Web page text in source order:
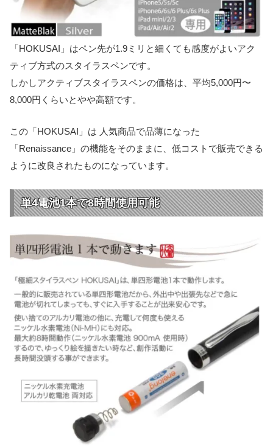
「HOKUSAI」はペン先が1.9ミリと細くても感度がよいアク
ティブ方式のスタイラスペンです。
しかしアクティブスタイラスペンの価格は、平均5,000円〜
8,000円くらいとやや高額です。
この「HOKUSAI」は 人気商品で品薄になった
「Renaissance」の機能をそのままに、低コストで販売できる
ように改良されたものになっています。
単4電池1本で8時間使用可能